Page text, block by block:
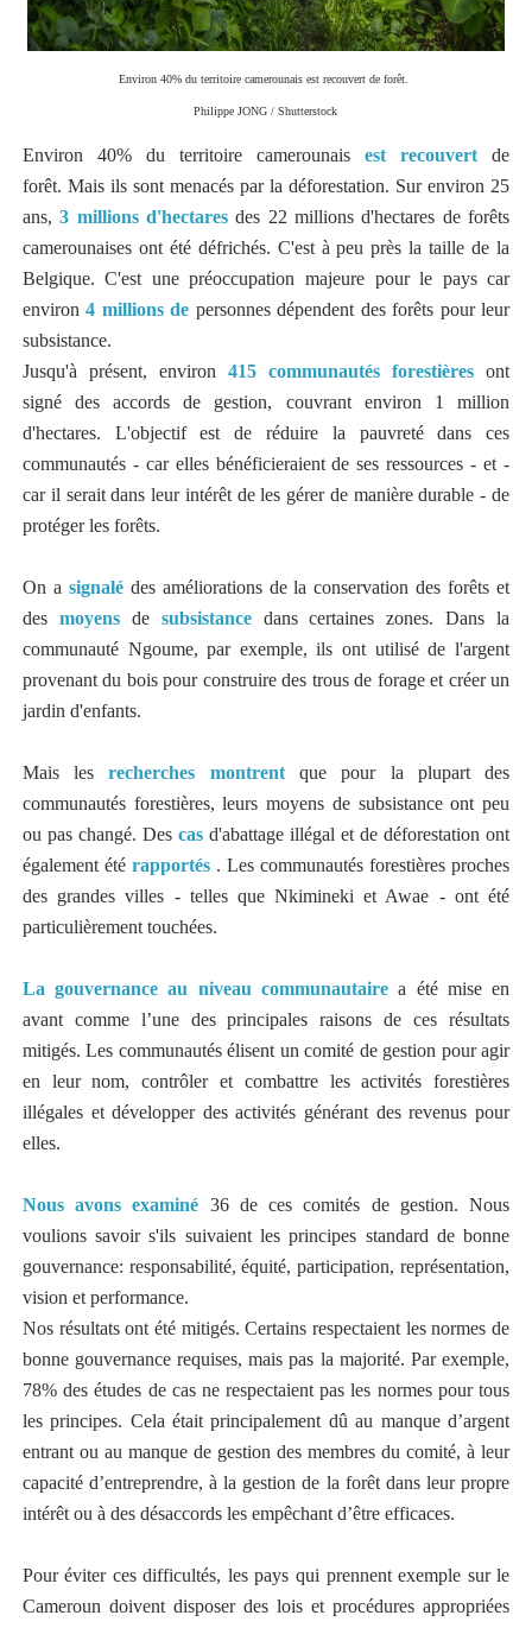
Environ 40% du territoire camerounais est recouvert de forêt.
Philippe JONG / Shutterstock
Environ 40% du territoire camerounaisest recouvert de
forêt. Mais ils sont menacés par la déforestation. Sur environ 25
ans,3 millions d'hectaresdes 22 millions d'hectares de forêts
camerounaises ont été défrichés. C'est à peu près la taille de la
Belgique. C'est une préoccupation majeure pour le pays car
environ4 millions de personnes dépendent des forêts pour leur
subsistance.
Jusqu'à présent, environ 415 communautés forestières ont
signé des accords de gestion, couvrant environ 1 million
d'hectares. L'objectif est de réduire la pauvreté dans ces
communautés - car elles bénéficieraient de ses ressources - et -
car il serait dans leur intérêt de les gérer de manière durable - de
protéger les forêts.
On a signalédes améliorations de la conservation des forêts et
des moyensde subsistancedans certaines zones. Dans la
communauté Ngoume, par exemple, ils ont utilisé de l'argent
provenant du bois pour construire des trous de forage et créer un
jardin d'enfants.
Mais lesrecherches montrentque pour la plupart des
communautés forestières, leurs moyens de subsistance ont peu
ou pas changé. Des casd'abattage illégal et de déforestation ont
également été rapportés. Les communautés forestières proches
des grandes villes - telles que Nkimineki et Awae - ont été
particulièrement touchées.
La gouvernance au niveau communautaire a été mise en
avant comme l’une des principales raisons de ces résultats
mitigés. Les communautés élisent un comité de gestion pour agir
en leur nom, contrôler et combattre les activités forestières
illégales et développer des activités générant des revenus pour
elles.
Nous avons examiné 36 de ces comités de gestion. Nous
voulions savoir s'ils suivaient les principes standard de bonne
gouvernance: responsabilité, équité, participation, représentation,
vision et performance.
Nos résultats ont été mitigés. Certains respectaient les normes de
bonne gouvernance requises, mais pas la majorité. Par exemple,
78% des études de cas ne respectaient pas les normes pour tous
les principes. Cela était principalement dû au manque d’argent
entrant ou au manque de gestion des membres du comité, à leur
capacité d’entreprendre, à la gestion de la forêt dans leur propre
intérêt ou à des désaccords les empêchant d’être efficaces.
Pour éviter ces difficultés, les pays qui prennent exemple sur le
Cameroun doivent disposer des lois et procédures appropriées